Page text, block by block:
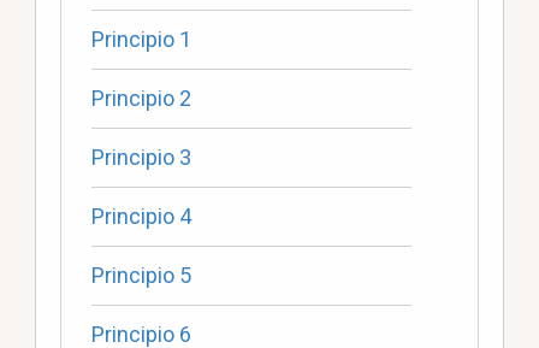
Principio 1
Principio 2
Principio 3
Principio 4
Principio 5
Principio 6